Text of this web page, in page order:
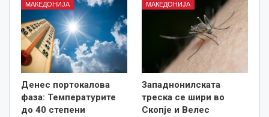
МАКЕДОНИЈА
Денес портокалова
фаза: Температурите
до 40 степени
МАКЕДОНИЈА
Западнонилската
треска се шири во
Скопје и Велес